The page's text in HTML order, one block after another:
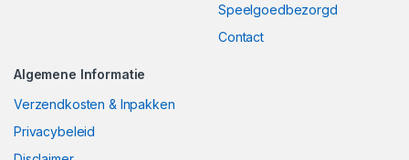
Speelgoedbezorgd
Contact
Algemene Informatie
Verzendkosten & Inpakken
Privacybeleid